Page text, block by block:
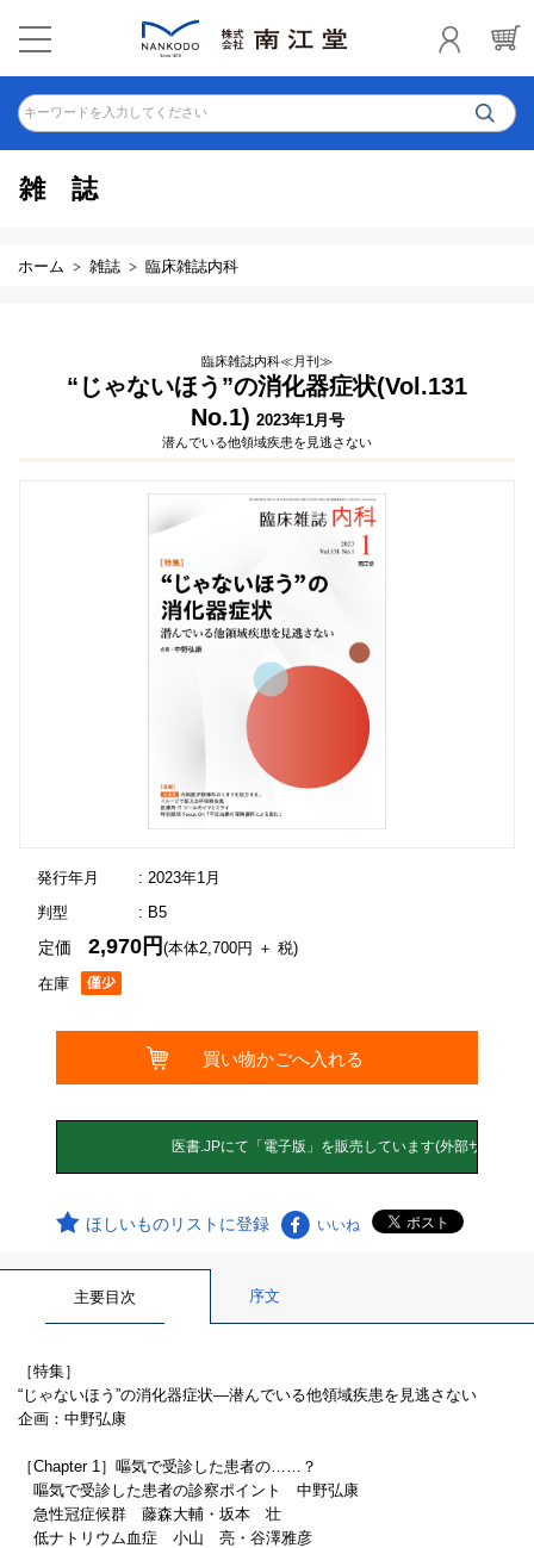
キーワードを入力してください
雑誌
ホーム 雑誌 臨床雑誌内科
臨床雑誌内科≪月刊≫
“じゃないほう”の消化器症状(Vol.131
No.1) 2023年1月号
潜んでいる他領域疾患を見逃さない
発行年月
: 2023年1月
判型
: B5
在庫
定価2,970円(本体2,700円 ＋ 税)
ほしいものリストに登録 いいね
主要目次 序文
［特集］
“じゃないほう”の消化器症状―潜んでいる他領域疾患を見逃さない
企画：中野弘康
［Chapter 1］嘔気で受診した患者の……？
嘔気で受診した患者の診察ポイント 中野弘康
急性冠症候群 藤森大輔・坂本 壮
低ナトリウム血症 小山 亮・谷澤雅彦